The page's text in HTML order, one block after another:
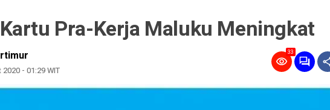
Pra-Kerja Maluku Meningkat
2020 - 01:29 WIT
33